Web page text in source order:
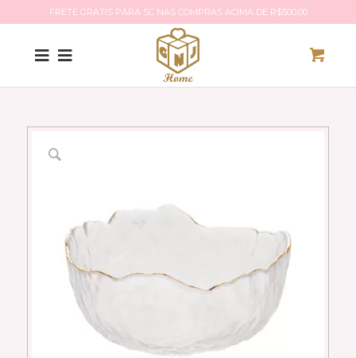
FRETE GRÁTIS PARA SC NAS COMPRAS ACIMA DE R$500,00